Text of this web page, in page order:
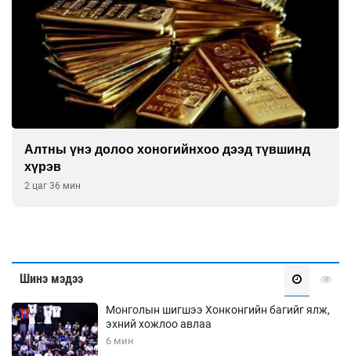
Алтны үнэ долоо хоногийнхоо дээд түвшинд
хүрэв
2 цаг 36 мин
Шинэ мэдээ
Монголын шигшээ Хонконгийн багийг ялж,
эхний хожлоо авлаа
6 мин